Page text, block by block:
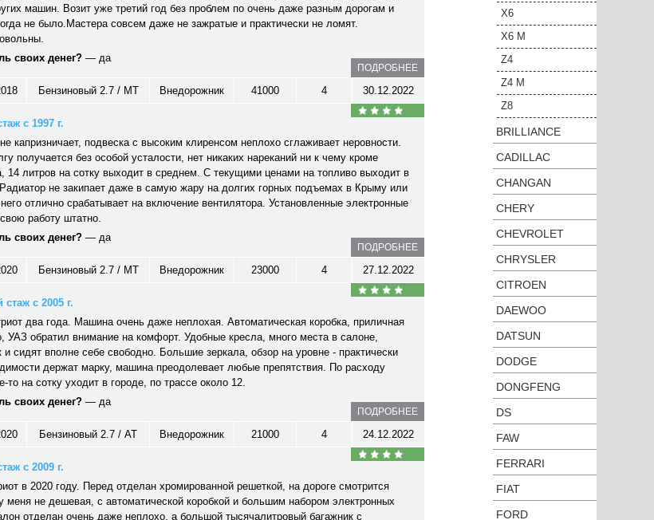
машин. Возит уже третий год без проблем по очень даже разным дорогам и
не было.Мастера совсем даже не зажратые и практически не ломят.
своих денег? — да
ПОДРОБНЕЕ
Бензиновый 2.7 / MT Внедорожник 41000 4 30.12.2022
с 1997 г.
капризничает, подвеска с высоким клиренсом неплохо сглаживает неровности.
получается без особой усталости, нет никаких нареканий ни к чему кроме
14 литров на сотку выходит в среднем. С текущими ценами на топливо выходит в
не закипает даже в самую жару на долгих горных подъемах в Крыму или
отлично срабатывает на включение вентилятора. Установленные электронные
работу штатно.
своих денег? — да
ПОДРОБНЕЕ
Бензиновый 2.7 / MT Внедорожник 23000 4 27.12.2022
с 2005 г.
два года. Машина очень даже неплохая. Автоматическая коробка, приличная
УАЗ обратил внимание на комфорт. Удобные кресла, много места в салоне,
сидят вполне себе свободно. Большие зеркала, обзор на уровне - практически
держат марку, машина преодолевает любые препятствия. По расходу
то на сотку уходит в городе, по трассе около 12.
своих денег? — да
ПОДРОБНЕЕ
Бензиновый 2.7 / AT Внедорожник 21000 4 24.12.2022
с 2009 г.
в 2020 году. Перед отделан хромированной решеткой, на дороге смотрится
меня не дешевая, с автоматической коробкой и большим набором электронных
отделан очень даже неплохо, а большой тысячалитровый багажник с
X6
X6 M
Z4
Z4 M
Z8
BRILLIANCE
CADILLAC
CHANGAN
CHERY
CHEVROLET
CHRYSLER
CITROEN
DAEWOO
DATSUN
DODGE
DONGFENG
DS
FAW
FERRARI
FIAT
FORD